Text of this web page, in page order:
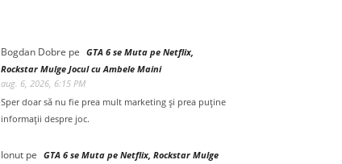
Bogdan Dobre pe GTA 6 se Muta pe Netflix,
Rockstar Mulge Jocul cu Ambele Maini
aug. 6, 2026, 6:15 PM
Sper doar să nu fie prea mult marketing și prea puține
informații despre joc.
Ionut pe GTA 6 se Muta pe Netflix, Rockstar Mulge